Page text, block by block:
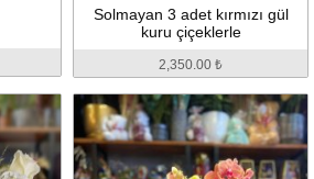
Solmayan 3 adet kırmızı gül
kuru çiçeklerle
2,350.00 ₺